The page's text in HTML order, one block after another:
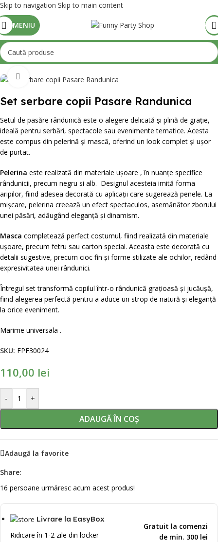
Skip to navigation Skip to main content
MENIU
Mărește poza
Set serbare copii Pasare Randunica
Setul de pasăre rândunică este o alegere delicată și plină de grație,
ideală pentru serbări, spectacole sau evenimente tematice. Acesta
este compus din pelerină și mască, oferind un look complet și ușor
de purtat.
Pelerina este realizată din materiale ușoare , în nuanțe specifice
rândunicii, precum negru si alb. Designul acesteia imită forma
aripilor, fiind adesea decorată cu aplicații care sugerează penele. La
mișcare, pelerina creează un efect spectaculos, asemănător zborului
unei păsări, adăugând eleganță și dinamism.
Masca completează perfect costumul, fiind realizată din materiale
ușoare, precum fetru sau carton special. Aceasta este decorată cu
detalii sugestive, precum cioc fin și forme stilizate ale ochilor, redând
expresivitatea unei rândunici.
Întregul set transformă copilul într-o rândunică grațioasă și jucăușă,
fiind alegerea perfectă pentru a aduce un strop de natură și eleganță
la orice eveniment.
Marime universala .
SKU: FPF30024
110,00 lei
- +
ADAUGĂ ÎN COȘ
Adaugă la favorite
Share:
16 persoane urmăresc acum acest produs!
Livrare la EasyBox
Ridicare în 1-2 zile din locker
Gratuit la comenzi
de min. 300 lei